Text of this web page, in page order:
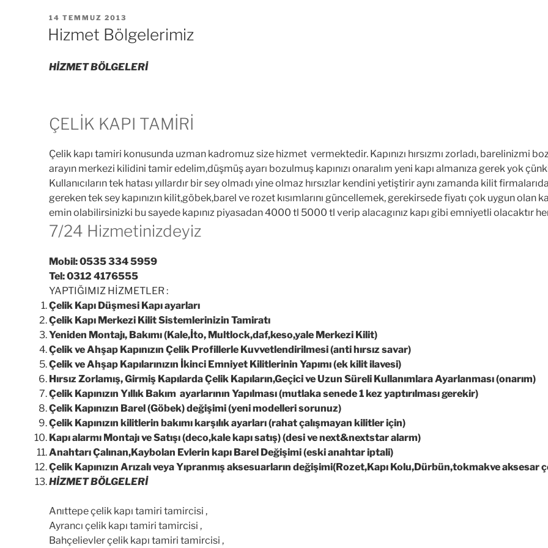
YAYIM
TARIHI
14 TEMMUZ 2013
Hizmet Bölgelerimiz
HİZMET BÖLGELERİ
ÇELİK KAPI TAMİRİ
Çelik kapı tamiri konusunda uzman kadromuz size hizmet vermektedir. Kapınızı hırsızmı zorladı, barelinizmi
arayın merkezi kilidini tamir edelim,düşmüş ayarı bozulmuş kapınızı onaralım yeni kapı almanıza gerek yok
Kullanıcıların tek hatası yıllardır bir sey olmadı yine olmaz hırsızlar kendini yetiştirir aynı zamanda kilit
gereken tek sey kapınızın kilit,göbek,barel ve rozet kısımlarını güncellemek, gerekirsede fiyatı çok uygun
emin olabilirsinizki bu sayede kapınız piyasadan 4000 tl 5000 tl verip alacagınız kapı gibi emniyetli olacaktır
7/24 Hizmetinizdeyiz
Mobil: 0535 334 5959
Tel: 0312 4176555
YAPTIĞIMIZ HİZMETLER :
Çelik Kapı Düşmesi Kapı ayarları
Çelik Kapı Merkezi Kilit Sistemlerinizin Tamiratı
Yeniden Montajı, Bakımı (Kale,İto, Multlock,daf,keso,yale Merkezi Kilit)
Çelik ve Ahşap Kapınızın Çelik Profillerle Kuvvetlendirilmesi (anti hırsız savar)
Çelik ve Ahşap Kapılarınızın İkinci Emniyet Kilitlerinin Yapımı (ek kilit ilavesi)
Hırsız Zorlamış, Girmiş Kapılarda Çelik Kapıların,Geçici ve Uzun Süreli Kullanımlara Ayarlanması (onarım)
Çelik Kapınızın Yıllık Bakım ayarlarının Yapılması (mutlaka senede 1 kez yaptırılması gerekir)
Çelik Kapınızın Barel (Göbek) değişimi (yeni modelleri sorunuz)
Çelik Kapınızın kilitlerin bakımı karşılık ayarları (rahat çalışmayan kilitler için)
Kapı alarmı Montajı ve Satışı (deco,kale kapı satış) (desi ve next&nextstar alarm)
Anahtarı Çalınan,Kaybolan Evlerin kapı Barel Değişimi (eski anahtar iptali)
Çelik Kapınızın Arızalı veya Yıpranmış aksesuarların değişimi(Rozet,Kapı Kolu,Dürbün,tokmakve aksesar
HİZMET BÖLGELERİ
Anıttepe çelik kapı tamiri tamircisi ,
Ayrancı çelik kapı tamiri tamircisi ,
Bahçelievler çelik kapı tamiri tamircisi ,